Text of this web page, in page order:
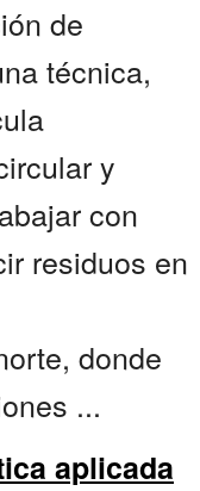
de
técnica,
y
con
residuos en
donde
...
aplicada